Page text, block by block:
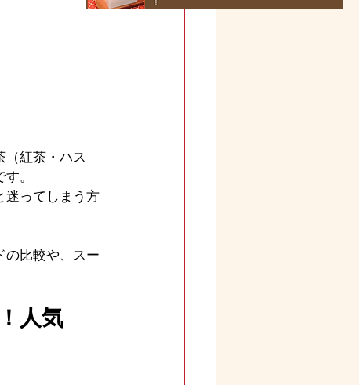
（紅茶・ハス
。
迷ってしまう方
の比較や、スー
人気